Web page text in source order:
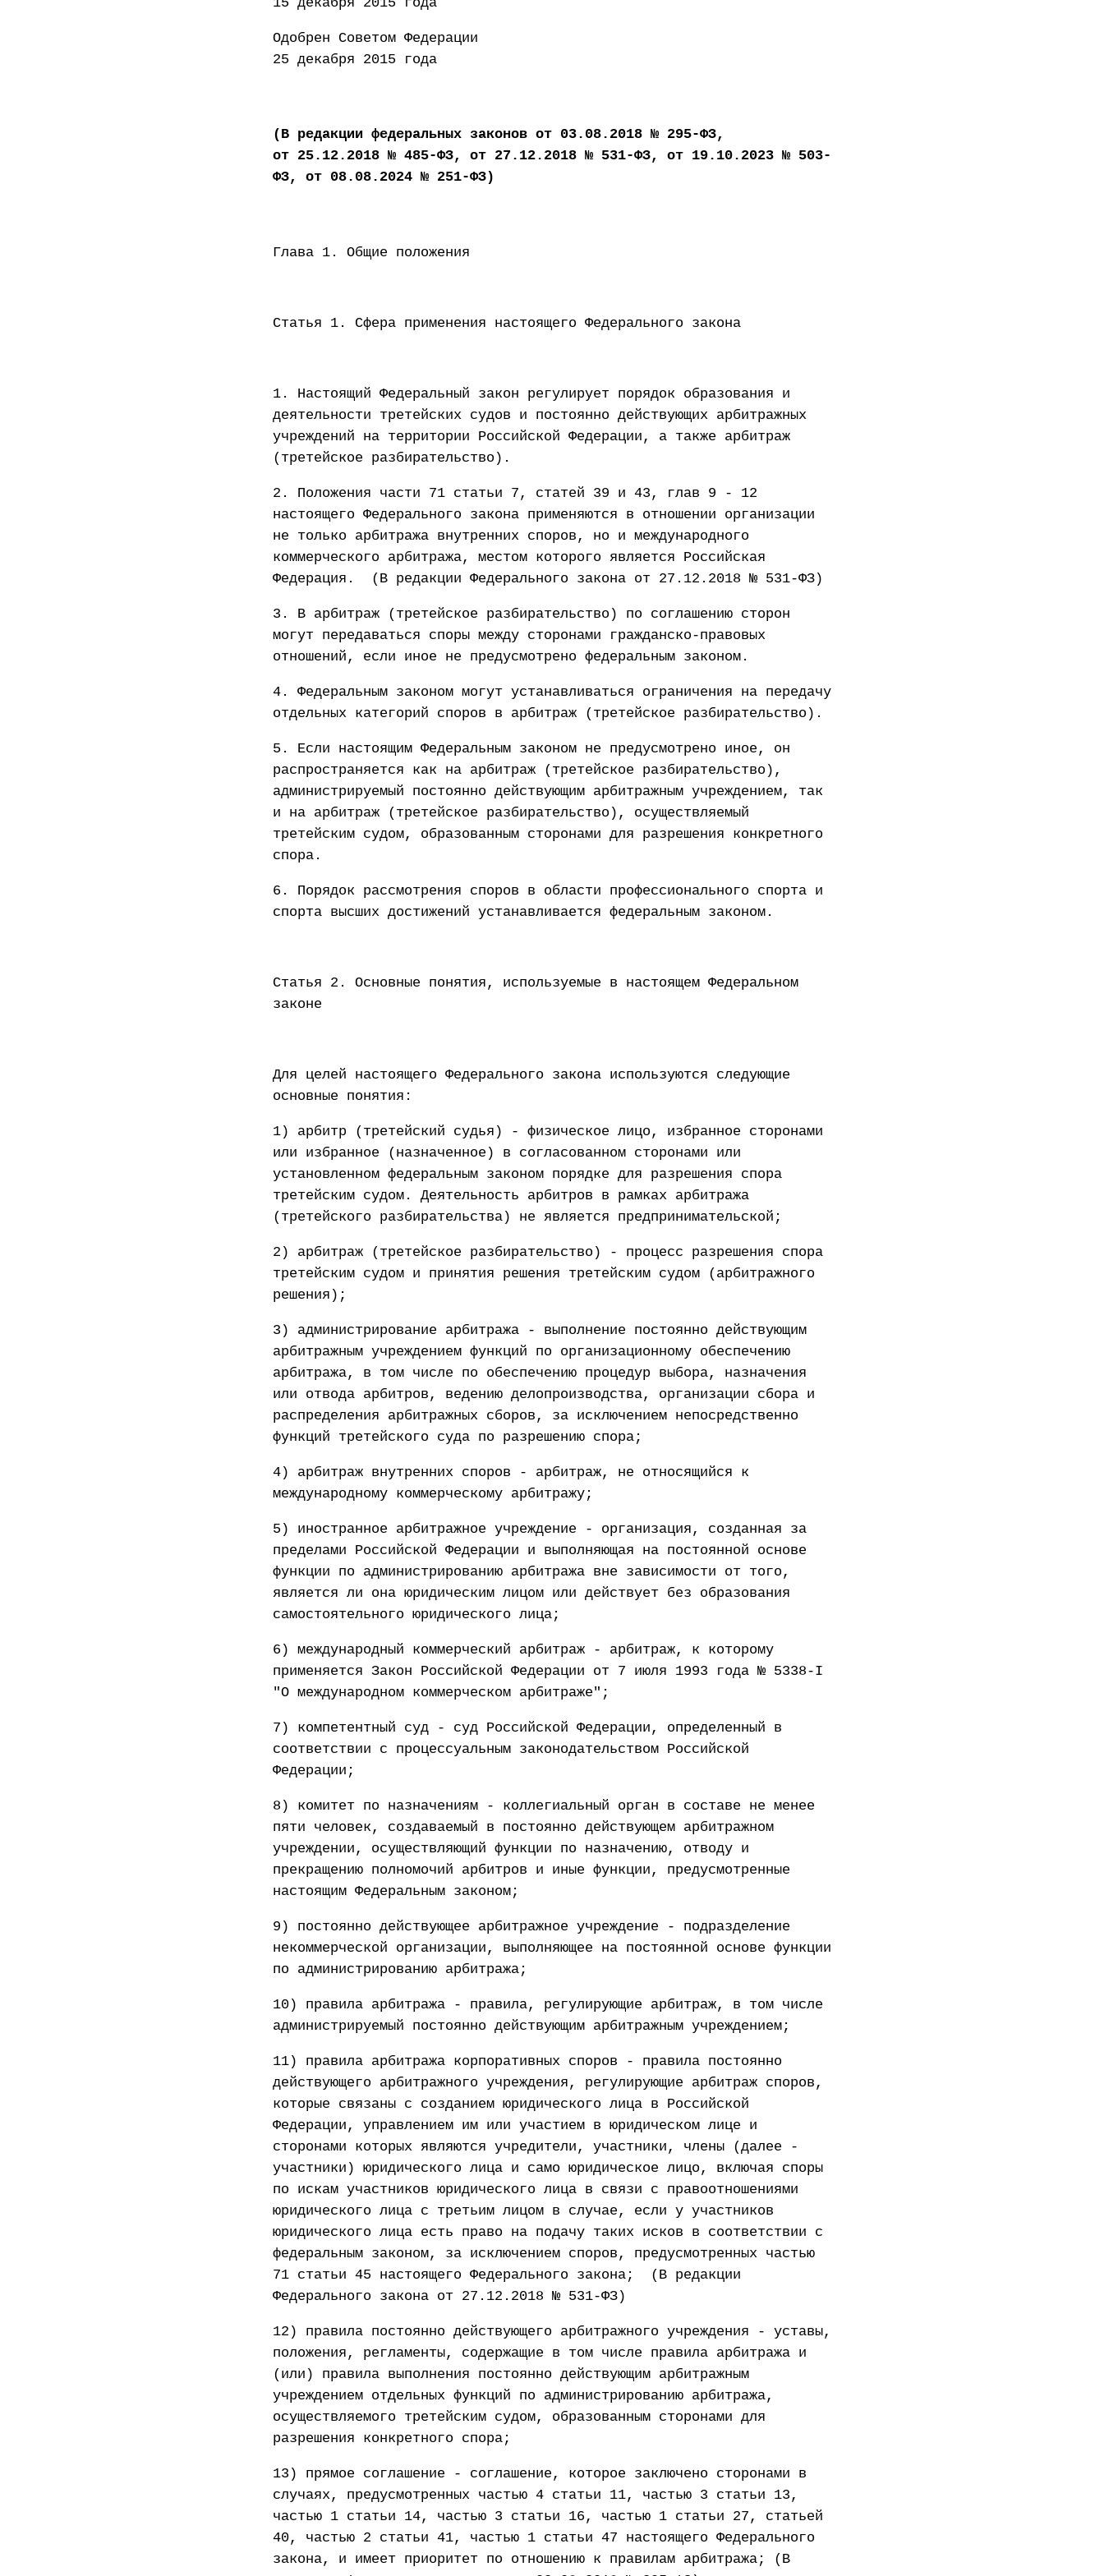
Одобрен Советом Федерации
25 декабря 2015 года
(В редакции федеральных законов от 03.08.2018 № 295-ФЗ,
от 25.12.2018 № 485-ФЗ, от 27.12.2018 № 531-ФЗ, от 19.10.2023 № 503-
ФЗ, от 08.08.2024 № 251-ФЗ)
Глава 1. Общие положения
Статья 1. Сфера применения настоящего Федерального закона
1. Настоящий Федеральный закон регулирует порядок образования и
деятельности третейских судов и постоянно действующих арбитражных
учреждений на территории Российской Федерации, а также арбитраж
(третейское разбирательство).
2. Положения части 71 статьи 7, статей 39 и 43, глав 9 - 12
настоящего Федерального закона применяются в отношении организации
не только арбитража внутренних споров, но и международного
коммерческого арбитража, местом которого является Российская
Федерация. (В редакции Федерального закона от 27.12.2018 № 531-ФЗ)
3. В арбитраж (третейское разбирательство) по соглашению сторон
могут передаваться споры между сторонами гражданско-правовых
отношений, если иное не предусмотрено федеральным законом.
4. Федеральным законом могут устанавливаться ограничения на передачу
отдельных категорий споров в арбитраж (третейское разбирательство).
5. Если настоящим Федеральным законом не предусмотрено иное, он
распространяется как на арбитраж (третейское разбирательство),
администрируемый постоянно действующим арбитражным учреждением, так
и на арбитраж (третейское разбирательство), осуществляемый
третейским судом, образованным сторонами для разрешения конкретного
спора.
6. Порядок рассмотрения споров в области профессионального спорта и
спорта высших достижений устанавливается федеральным законом.
Статья 2. Основные понятия, используемые в настоящем Федеральном
законе
Для целей настоящего Федерального закона используются следующие
основные понятия:
1) арбитр (третейский судья) - физическое лицо, избранное сторонами
или избранное (назначенное) в согласованном сторонами или
установленном федеральным законом порядке для разрешения спора
третейским судом. Деятельность арбитров в рамках арбитража
(третейского разбирательства) не является предпринимательской;
2) арбитраж (третейское разбирательство) - процесс разрешения спора
третейским судом и принятия решения третейским судом (арбитражного
решения);
3) администрирование арбитража - выполнение постоянно действующим
арбитражным учреждением функций по организационному обеспечению
арбитража, в том числе по обеспечению процедур выбора, назначения
или отвода арбитров, ведению делопроизводства, организации сбора и
распределения арбитражных сборов, за исключением непосредственно
функций третейского суда по разрешению спора;
4) арбитраж внутренних споров - арбитраж, не относящийся к
международному коммерческому арбитражу;
5) иностранное арбитражное учреждение - организация, созданная за
пределами Российской Федерации и выполняющая на постоянной основе
функции по администрированию арбитража вне зависимости от того,
является ли она юридическим лицом или действует без образования
самостоятельного юридического лица;
6) международный коммерческий арбитраж - арбитраж, к которому
применяется Закон Российской Федерации от 7 июля 1993 года № 5338-I
"О международном коммерческом арбитраже";
7) компетентный суд - суд Российской Федерации, определенный в
соответствии с процессуальным законодательством Российской
Федерации;
8) комитет по назначениям - коллегиальный орган в составе не менее
пяти человек, создаваемый в постоянно действующем арбитражном
учреждении, осуществляющий функции по назначению, отводу и
прекращению полномочий арбитров и иные функции, предусмотренные
настоящим Федеральным законом;
9) постоянно действующее арбитражное учреждение - подразделение
некоммерческой организации, выполняющее на постоянной основе функции
по администрированию арбитража;
10) правила арбитража - правила, регулирующие арбитраж, в том числе
администрируемый постоянно действующим арбитражным учреждением;
11) правила арбитража корпоративных споров - правила постоянно
действующего арбитражного учреждения, регулирующие арбитраж споров,
которые связаны с созданием юридического лица в Российской
Федерации, управлением им или участием в юридическом лице и
сторонами которых являются учредители, участники, члены (далее -
участники) юридического лица и само юридическое лицо, включая споры
по искам участников юридического лица в связи с правоотношениями
юридического лица с третьим лицом в случае, если у участников
юридического лица есть право на подачу таких исков в соответствии с
федеральным законом, за исключением споров, предусмотренных частью
71 статьи 45 настоящего Федерального закона; (В редакции
Федерального закона от 27.12.2018 № 531-ФЗ)
12) правила постоянно действующего арбитражного учреждения - уставы,
положения, регламенты, содержащие в том числе правила арбитража и
(или) правила выполнения постоянно действующим арбитражным
учреждением отдельных функций по администрированию арбитража,
осуществляемого третейским судом, образованным сторонами для
разрешения конкретного спора;
13) прямое соглашение - соглашение, которое заключено сторонами в
случаях, предусмотренных частью 4 статьи 11, частью 3 статьи 13,
частью 1 статьи 14, частью 3 статьи 16, частью 1 статьи 27, статьей
40, частью 2 статьи 41, частью 1 статьи 47 настоящего Федерального
закона, и имеет приоритет по отношению к правилам арбитража; (В